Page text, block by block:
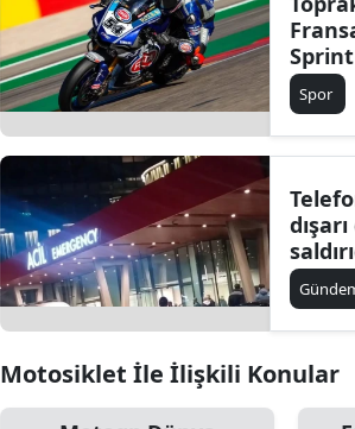
Sprint
Spor
Motosiklet İle İlişkili Konular